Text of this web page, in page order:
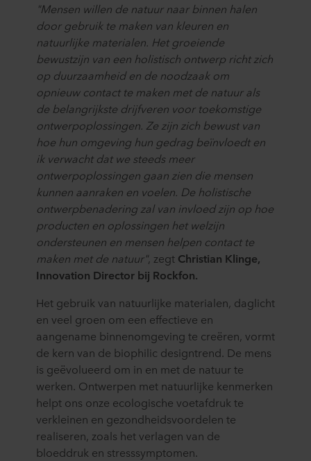
"Mensen willen de natuur naar binnen halen
door gebruik te maken van kleuren en
natuurlijke materialen. Het groeiende
bewustzijn van een holistisch ontwerp richt zich
op duurzaamheid en de noodzaak om
opnieuw contact te maken met de natuur als
de belangrijkste drijfveren voor toekomstige
ontwerpoplossingen. Ze zijn zich bewust van
hoe hun omgeving hun gedrag beïnvloedt en
ik verwacht dat we steeds meer
ontwerpoplossingen gaan zien die mensen
kunnen aanraken en voelen. De holistische
ontwerpbenadering zal van invloed zijn op hoe
producten en oplossingen het welzijn
ondersteunen en mensen helpen contact te
maken met de natuur", zegt Christian Klinge,
Innovation Director bij Rockfon.
Het gebruik van natuurlijke materialen, daglicht
en veel groen om een effectieve en
aangename binnenomgeving te creëren, vormt
de kern van de biophilic designtrend. De mens
is geëvolueerd om in en met de natuur te
werken. Ontwerpen met natuurlijke kenmerken
helpt ons onze ecologische voetafdruk te
verkleinen en gezondheidsvoordelen te
realiseren, zoals het verlagen van de
bloeddruk en stresssymptomen.